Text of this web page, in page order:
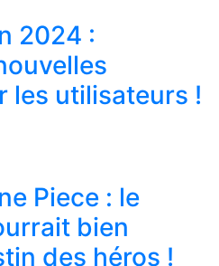
2024 :
les utilisateurs !
Piece : le
bien
des héros !